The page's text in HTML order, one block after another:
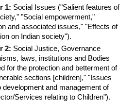
1: Social Issues ("Salient features of
"Social empowerment,"
and associated issues," "Effects of
on Indian society").
2: Social Justice, Governance
laws, institutions and Bodies
for the protection and betterment of
sections [children]," "Issues
development and management of
Services relating to Children").